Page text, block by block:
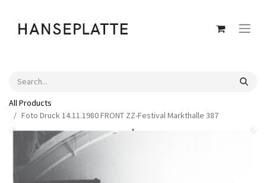
All Products
Foto Druck 14.11.1980 FRONT ZZ-Festival Markthalle 387